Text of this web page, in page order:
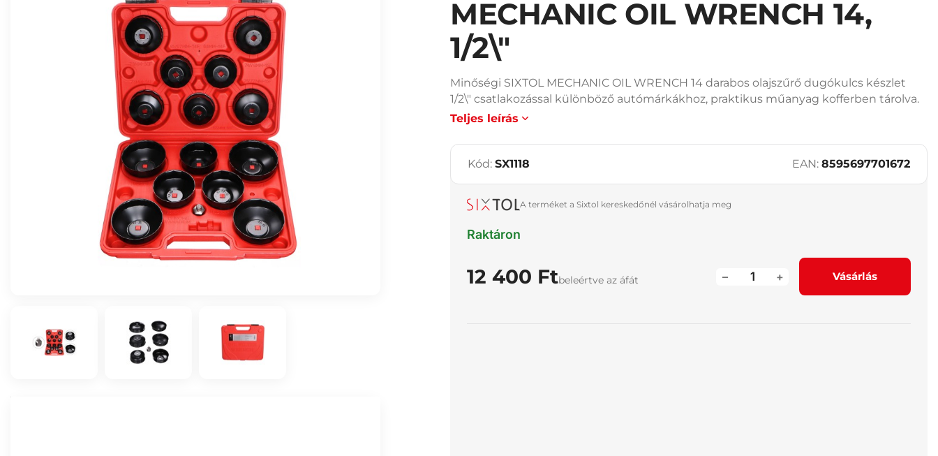
MECHANIC OIL WRENCH 14,
1/2\"
Minőségi SIXTOL MECHANIC OIL WRENCH 14 darabos olajszűrő dugókulcs készlet
1/2\" csatlakozással különböző autómárkákhoz, praktikus műanyag kofferben tárolva.
Teljes leírás
Kód: SX1118 EAN: 8595697701672
A terméket a Sixtol kereskedőnél vásárolhatja meg
Raktáron
12 400 Ftbeleértve az áfát +
– Vásárlás